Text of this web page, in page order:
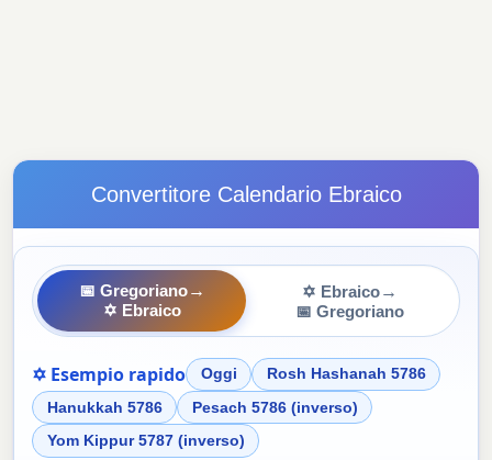
Convertitore Calendario Ebraico
📅 Gregoriano→
✡ Ebraico
✡ Ebraico→
📅 Gregoriano
✡ Esempio rapido Oggi Rosh Hashanah 5786
Hanukkah 5786 Pesach 5786 (inverso)
Yom Kippur 5787 (inverso)